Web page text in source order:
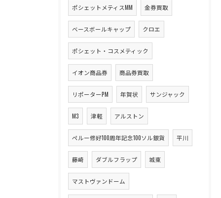
ポシェットメティスMM 金券買取
ベースボールキャップ クロエ
ポシェット・コスメティック
イオン商品券 商品券買取
リポーターPM 年賀状 サンジャック
M3 津軽 アルストン
ペルー修好100周年記念100ソル銀貨 平川
藤崎 ダブルフラップ 城東
マストヴァンドーム